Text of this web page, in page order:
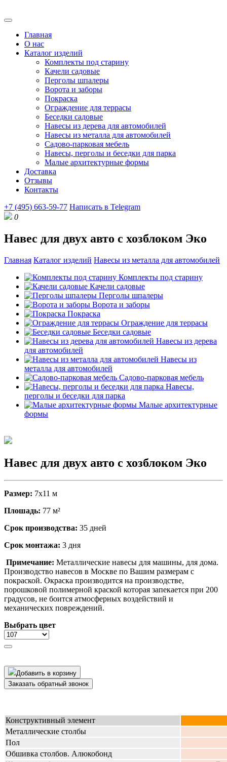
Главная
О нас
Каталог изделий
Комплекты под старину
Качели садовые
Перголы шпалеры
Ворота и заборы
Покраска
Ограждение для террасы
Беседки садовые
Навесы из дерева для автомобилей
Навесы из металла для автомобилей
Садово-парковая мебель
Навесы, перголы и беседки для парка
Малые архитектурные формы
Доставка
Отзывы
Контакты
+7 (495) 663-59-77 Написать в Telegram
0
Навес для двух авто с хозблоком Эко
Главная Каталог изделий Навесы из металла для автомобилей
Комплекты под старину
Качели садовые
Перголы шпалеры
Ворота и заборы
Покраска
Ограждение для террасы
Беседки садовые
Навесы из дерева
для автомобилей
Навесы из
металла для автомобилей
Садово-парковая мебель
Навесы,
перголы и беседки для парка
Малые архитектурные
формы
Навес для двух авто с хозблоком Эко
Размер: 7х11 м
Плошадь: 77 м²
Срок производства: 35 дней
Срок монтажа: 3 дня
Примечание: Металлические навесы для машины, для дома.
Производство навесов в Москве по Вашим размерам с
покраской. Окраска производится на производстве,
порошковой полимерной краской которая запекается при 200
градусов, не боится атмосферных воздействий и
механических повреждений.
Выбрать цвет
Добавить в корзину
Заказать обратный звонок
Конструктивный элемент
Металлические столбы
Пол
Обшивка столбов. Алюкобонд